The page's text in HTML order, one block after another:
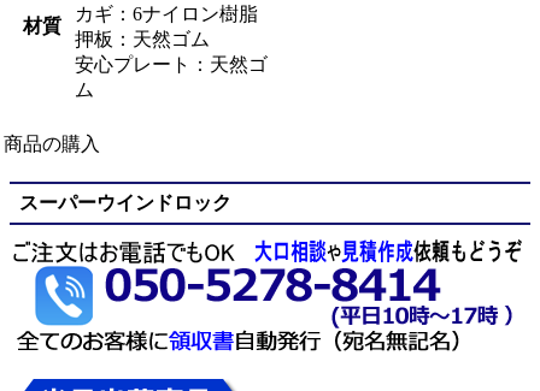
材質
カギ：6ナイロン樹脂
押板：天然ゴム
安心プレート：天然ゴ
ム
商品の購入
スーパーウインドロック